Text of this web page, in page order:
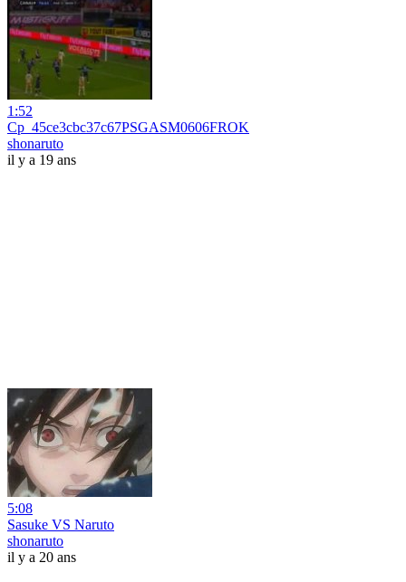
1:52
Cp_45ce3cbc37c67PSGASM0606FROK
shonaruto
il y a 19 ans
5:08
Sasuke VS Naruto
shonaruto
il y a 20 ans